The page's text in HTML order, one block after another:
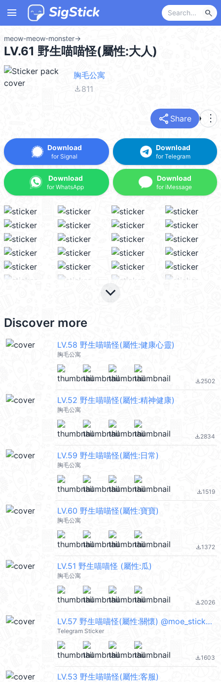
menu search
meow-meow-monster→
LV.61 野生喵喵怪(屬性:大人)
胸毛公寓
file_download811
share Share more_vert
Download
for Signal
Download
for WhatsApp
Download
for Telegram
Download
for iMessage
keyboard_arrow_down
Discover more
LV.58 野生喵喵怪(屬性:健康心靈)
胸毛公寓
file_download2502
LV.52 野生喵喵怪(屬性:精神健康)
胸毛公寓
file_download2834
LV.59 野生喵喵怪(屬性:日常)
胸毛公寓
file_download1519
LV.60 野生喵喵怪(屬性:寶寶)
胸毛公寓
file_download1372
LV.51 野生喵喵怪 (屬性:瓜)
胸毛公寓
file_download2026
LV.57 野生喵喵怪(屬性:關懷) @moe_sticker_bot
Telegram Sticker
file_download1603
LV.53 野生喵喵怪(屬性:客服)